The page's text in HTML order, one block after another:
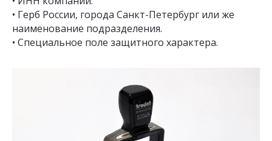
• Герб России, города Санкт-Петербург или же
наименование подразделения.
• Специальное поле защитного характера.